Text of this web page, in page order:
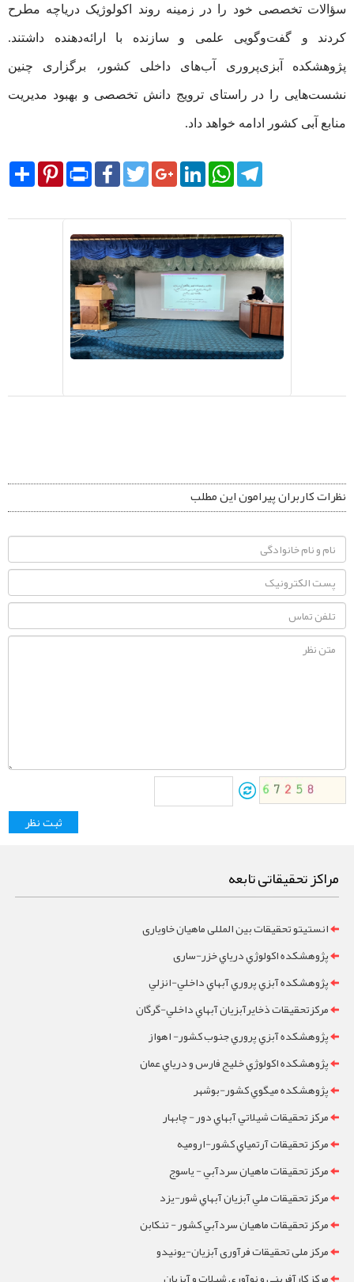
سؤالات تخصصی خود را در زمینه روند اکولوژیک دریاچه مطرح
کردند و گفت‌وگویی علمی و سازنده با ارائه‌دهنده داشتند.
پژوهشکده آبزی‌پروری آب‌های داخلی کشور، برگزاری چنین
نشست‌هایی را در راستای ترویج دانش تخصصی و بهبود مدیریت
منابع آبی کشور ادامه خواهد داد.
SharePinterest Print
FacebookTwitterGoogle+LinkedInWhatsAppTelegram
نظرات کاربران پیرامون این مطلب
مراکز تحقیقاتی تابعه
انستیتو تحقیقات بین المللی ماهیان خاویاری
پژوهشکده اکولوژي درياي خزر-ساری
پژوهشکده آبزي پروري آبهاي داخلي-انزلي
مرکزتحقيقات ذخايرآبزيان آبهاي داخلي-گرگان
پژوهشکده آبزي پروري جنوب کشور- اهواز
پژوهشکده اکولوژي خليج فارس و درياي عمان
پژوهشکده ميگوي کشور-بوشهر
مرکز تحقيقات شيلاتي آبهاي دور - چابهار
مرکز تحقيقات آرتمياي کشور-ارومیه
مرکز تحقيقات ماهيان سردآبي - ياسوج
مرکز تحقيقات ملي آبزيان آبهاي شور-یزد
مرکز تحقيقات ماهيان سردآبي کشور - تنکابن
مرکز ملی تحقیقات فرآوری آبزیان-یونیدو